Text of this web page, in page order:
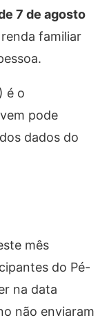
7 de agosto
familiar
é o
pode
dados do
mês
do Pé-
na data
não enviaram